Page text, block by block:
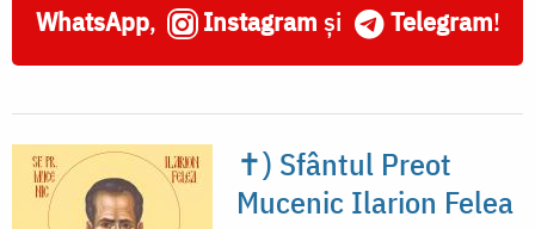
WhatsApp, Instagram și Telegram!
✝) Sfântul Preot
Mucenic Ilarion Felea